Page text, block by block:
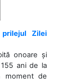
Zilei
onoare și
ani de la
moment de